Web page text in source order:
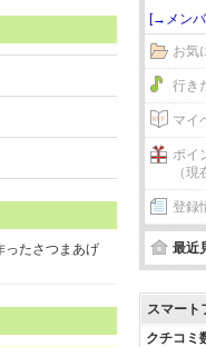
ったさつまあげ
[→メンバ
お気
行き
マイ
ポイ
（
登録
最近
スマート
クチコミ